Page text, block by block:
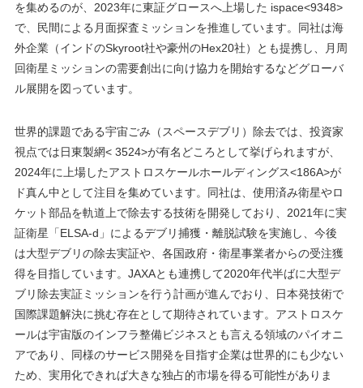
を集めるのが、2023年に東証グロースへ上場した ispace<9348>
で、民間による月面探査ミッションを推進しています。同社は海
外企業（インドのSkyroot社や豪州のHex20社）とも提携し、月周
回衛星ミッションの需要創出に向け協力を開始するなどグローバ
ル展開を図っています​。
世界的課題である宇宙ごみ（スペースデブリ）除去では、投資家
視点では日東製網< 3524>が有名どころとして挙げられますが、
2024年に上場したアストロスケールホールディングス<186A>が
ド真ん中として注目を集めています。同社は、使用済み衛星やロ
ケット部品を軌道上で除去する技術を開発しており、2021年に実
証衛星「ELSA-d」によるデブリ捕獲・離脱試験を実施し、今後
は大型デブリの除去実証や、各国政府・衛星事業者からの受注獲
得を目指しています。JAXAとも連携して2020年代半ばに大型デ
ブリ除去実証ミッションを行う計画が進んでおり、日本発技術で
国際課題解決に挑む存在として期待されています。アストロスケ
ールは宇宙版のインフラ整備ビジネスとも言える領域のパイオニ
アであり、同様のサービス開発を目指す企業は世界的にも少ない
ため、実用化できれば大きな独占的市場を得る可能性がありま